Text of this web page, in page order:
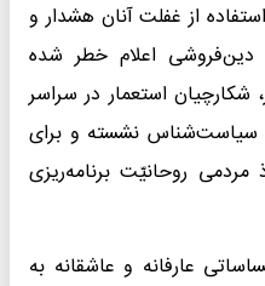
از غفلت آنان هشدار و
دین‌فروشی اعلام خطر شده
شکارچیان استعمار در سراسر
سیاست‌شناس نشسته و برای
روحانیّت برنامه‌ریزی
عارفانه و عاشقانه به